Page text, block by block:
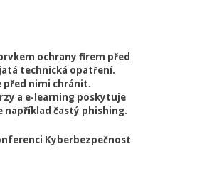
ochrany firem před
technická opatření.
před nimi chránit.
a e-learning poskytuje
častý phishing.
Kyberbezpečnost